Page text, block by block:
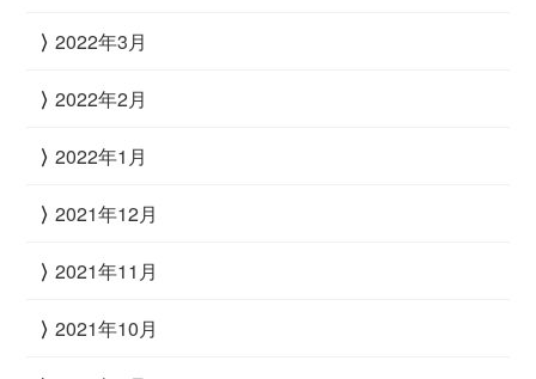
2022年3月
2022年2月
2022年1月
2021年12月
2021年11月
2021年10月